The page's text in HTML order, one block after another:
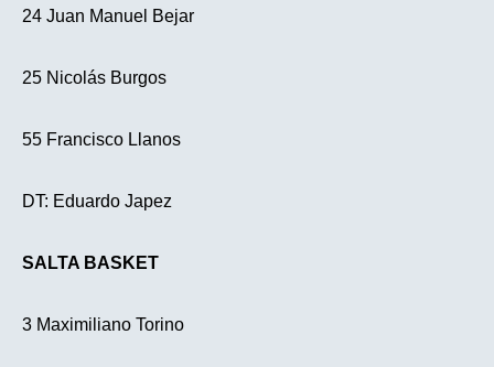
24 Juan Manuel Bejar
25 Nicolás Burgos
55 Francisco Llanos
DT: Eduardo Japez
SALTA BASKET
3 Maximiliano Torino